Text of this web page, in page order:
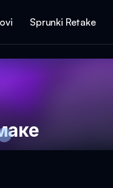
Sprunki Retake